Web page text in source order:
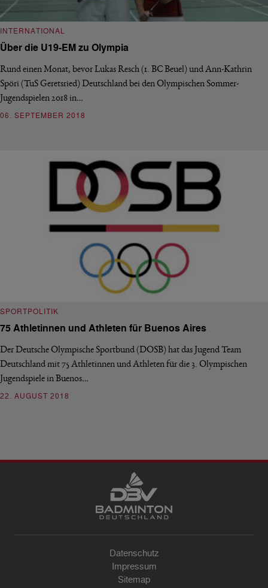
INTERNATIONAL
Über die U19-EM zu Olympia
Rund einen Monat, bevor Lukas Resch (1. BC Beuel) und Ann-Kathrin
Spöri (TuS Geretsried) Deutschland bei den Olympischen Sommer-
Jugendspielen 2018 in…
06. SEPTEMBER 2018
SPORTPOLITIK
75 Athletinnen und Athleten für Buenos Aires
Der Deutsche Olympische Sportbund (DOSB) hat das Jugend Team
Deutschland mit 75 Athletinnen und Athleten für die 3. Olympischen
Jugendspiele in Buenos…
22. AUGUST 2018
Datenschutz
Impressum
Sitemap